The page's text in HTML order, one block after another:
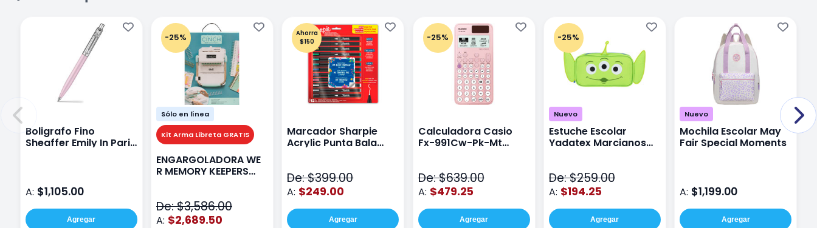
Boligrafo Fino
Sheaffer Emily In Paris
A: $1,105.00
Agregar
-25%
Sólo en línea
Kit Arma Libreta GRATIS
ENGARGOLADORA WE
R MEMORY KEEPERS
De: $3,586.00
A: $2,689.50
Ahorra
$150
Marcador Sharpie
Acrylic Punta Bala
De: $399.00
A: $249.00
Agregar
-25%
Calculadora Casio
Fx-991Cw-Pk-Mt
De: $639.00
A: $479.25
Agregar
-25%
Nuevo
Estuche Escolar
Yadatex Marcianos
De: $259.00
A: $194.25
Agregar
Nuevo
Mochila Escolar May
Fair Special Moments
A: $1,199.00
Agregar